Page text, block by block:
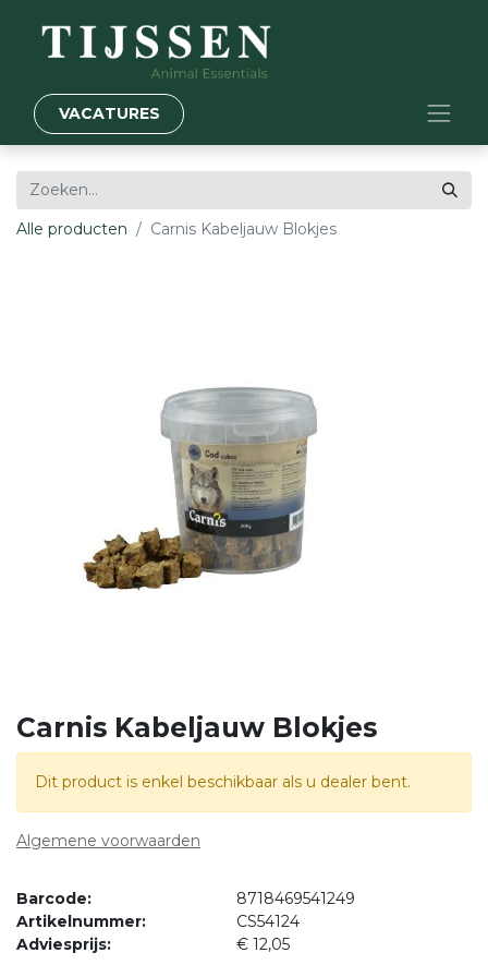
VACATURES
Alle producten Carnis Kabeljauw Blokjes
Carnis Kabeljauw Blokjes
Dit product is enkel beschikbaar als u dealer bent.
Algemene voorwaarden
Barcode:
8718469541249
Artikelnummer:
CS54124
Adviesprijs:
€ 12,05